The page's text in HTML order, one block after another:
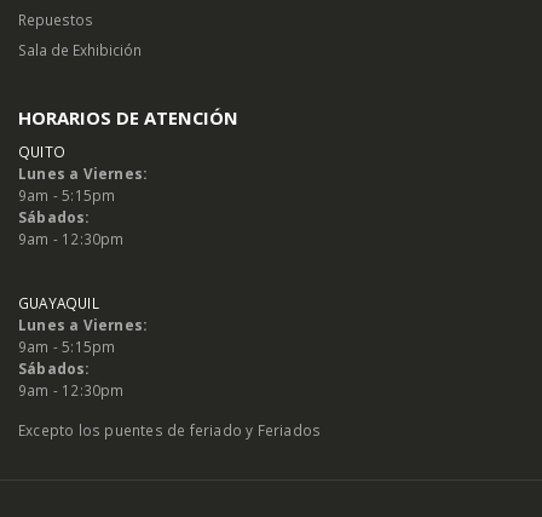
Repuestos
Sala de Exhibición
HORARIOS DE ATENCIÓN
QUITO
Lunes a Viernes:
9am - 5:15pm
Sábados:
9am - 12:30pm
GUAYAQUIL
Lunes a Viernes:
9am - 5:15pm
Sábados:
9am - 12:30pm
Excepto los puentes de feriado y Feriados